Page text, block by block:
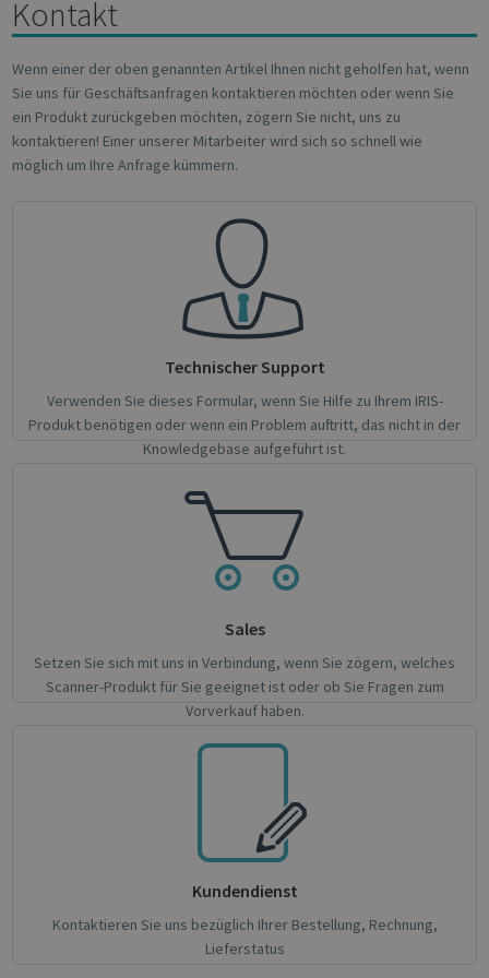
Kontakt
Wenn einer der oben genannten Artikel Ihnen nicht geholfen hat, wenn
Sie uns für Geschäftsanfragen kontaktieren möchten oder wenn Sie
ein Produkt zurückgeben möchten, zögern Sie nicht, uns zu
kontaktieren! Einer unserer Mitarbeiter wird sich so schnell wie
möglich um Ihre Anfrage kümmern.
Technischer Support
Verwenden Sie dieses Formular, wenn Sie Hilfe zu Ihrem IRIS-
Produkt benötigen oder wenn ein Problem auftritt, das nicht in der
Knowledgebase aufgeführt ist.
Sales
Setzen Sie sich mit uns in Verbindung, wenn Sie zögern, welches
Scanner-Produkt für Sie geeignet ist oder ob Sie Fragen zum
Vorverkauf haben.
Kundendienst
Kontaktieren Sie uns bezüglich Ihrer Bestellung, Rechnung,
Lieferstatus
Strictly necessary
Performance
Targeting
functionality such as user login and account
management. The website cannot be used
properly without strictly necessary cookies.
support.irislink.com
.youtube.com
CookieScriptConsent